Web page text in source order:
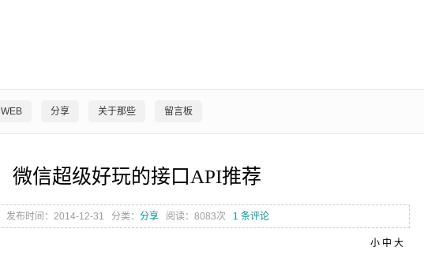
WEB 分享 关于那些 留言板
微信超级好玩的接口API推荐
发布时间：2014-12-31 分类：分享 阅读：8083次 1 条评论
小 中 大